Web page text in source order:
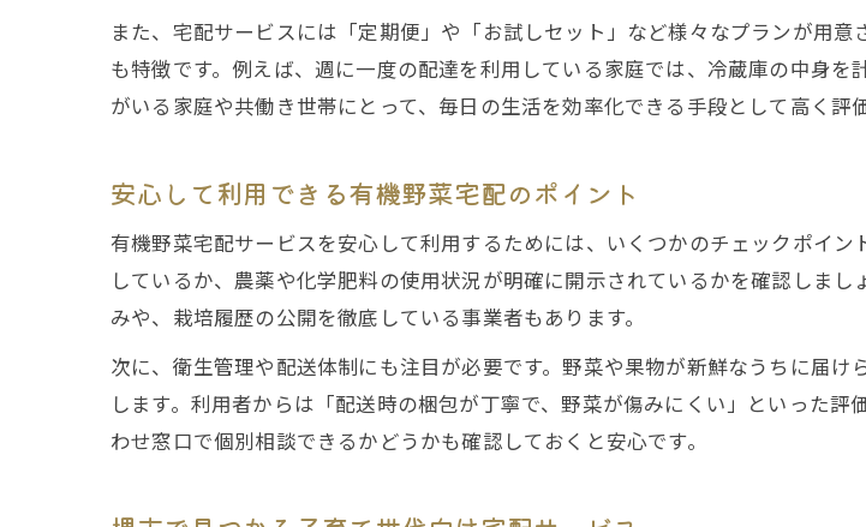
また、宅配サービスには「定期便」や「お試しセット」など様々なプランが用
も特徴です。例えば、週に一度の配達を利用している家庭では、冷蔵庫の中身
がいる家庭や共働き世帯にとって、毎日の生活を効率化できる手段として高く評
安心して利用できる有機野菜宅配のポイント
有機野菜宅配サービスを安心して利用するためには、いくつかのチェックポイ
しているか、農薬や化学肥料の使用状況が明確に開示されているかを確認しま
みや、栽培履歴の公開を徹底している事業者もあります。
次に、衛生管理や配送体制にも注目が必要です。野菜や果物が新鮮なうちに届
します。利用者からは「配送時の梱包が丁寧で、野菜が傷みにくい」といった
わせ窓口で個別相談できるかどうかも確認しておくと安心です。